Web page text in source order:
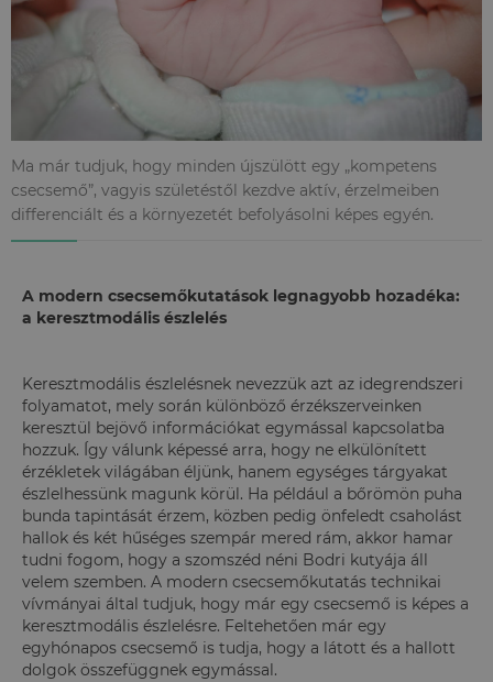
Ma már tudjuk, hogy minden újszülött egy „kompetens
csecsemő”, vagyis születéstől kezdve aktív, érzelmeiben
differenciált és a környezetét befolyásolni képes egyén.
A modern csecsemőkutatások legnagyobb hozadéka:
a keresztmodális észlelés
Keresztmodális észlelésnek nevezzük azt az idegrendszeri
folyamatot, mely során különböző érzékszerveinken
keresztül bejövő információkat egymással kapcsolatba
hozzuk. Így válunk képessé arra, hogy ne elkülönített
érzékletek világában éljünk, hanem egységes tárgyakat
észlelhessünk magunk körül. Ha például a bőrömön puha
bunda tapintását érzem, közben pedig önfeledt csaholást
hallok és két hűséges szempár mered rám, akkor hamar
tudni fogom, hogy a szomszéd néni Bodri kutyája áll
velem szemben. A modern csecsemőkutatás technikai
vívmányai által tudjuk, hogy már egy csecsemő is képes a
keresztmodális észlelésre. Feltehetően már egy
egyhónapos csecsemő is tudja, hogy a látott és a hallott
dolgok összefüggnek egymással.